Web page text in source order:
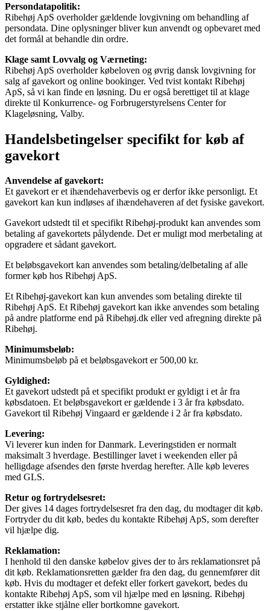
Persondatapolitik:
Ribehøj ApS overholder gældende lovgivning om behandling af
persondata. Dine oplysninger bliver kun anvendt og opbevaret med
det formål at behandle din ordre.
Klage samt Lovvalg og Værneting:
Ribehøj ApS overholder købeloven og øvrig dansk lovgivning for
salg af gavekort og online bookinger. Ved tvist kontakt Ribehøj
ApS, så vi kan finde en løsning. Du er også berettiget til at klage
direkte til Konkurrence- og Forbrugerstyrelsens Center for
Klageløsning, Valby.
Handelsbetingelser specifikt for køb af
gavekort
Anvendelse af gavekort:
Et gavekort er et ihændehaverbevis og er derfor ikke personligt. Et
gavekort kan kun indløses af ihændehaveren af det fysiske gavekort.
Gavekort udstedt til et specifikt Ribehøj-produkt kan anvendes som
betaling af gavekortets pålydende. Det er muligt mod merbetaling at
opgradere et sådant gavekort.
Et beløbsgavekort kan anvendes som betaling/delbetaling af alle
former køb hos Ribehøj ApS.
Et Ribehøj-gavekort kan kun anvendes som betaling direkte til
Ribehøj ApS. Et Ribehøj gavekort kan ikke anvendes som betaling
på andre platforme end på Ribehøj.dk eller ved afregning direkte på
Ribehøj.
Minimumsbeløb:
Minimumsbeløb på et beløbsgavekort er 500,00 kr.
Gyldighed:
Et gavekort udstedt på et specifikt produkt er gyldigt i et år fra
købsdatoen. Et beløbsgavekort er gældende i 3 år fra købsdato.
Gavekort til Ribehøj Vingaard er gældende i 2 år fra købsdato.
Levering:
Vi leverer kun inden for Danmark. Leveringstiden er normalt
maksimalt 3 hverdage. Bestillinger lavet i weekenden eller på
helligdage afsendes den første hverdag herefter. Alle køb leveres
med GLS.
Retur og fortrydelsesret:
Der gives 14 dages fortrydelsesret fra den dag, du modtager dit køb.
Fortryder du dit køb, bedes du kontakte Ribehøj ApS, som derefter
vil hjælpe dig.
Reklamation:
I henhold til den danske købelov gives der to års reklamationsret på
dit køb. Reklamationsretten gælder fra den dag, du gennemfører dit
køb. Hvis du modtager et defekt eller forkert gavekort, bedes du
kontakte Ribehøj ApS, som vil hjælpe med en løsning. Ribehøj
erstatter ikke stjålne eller bortkomne gavekort.